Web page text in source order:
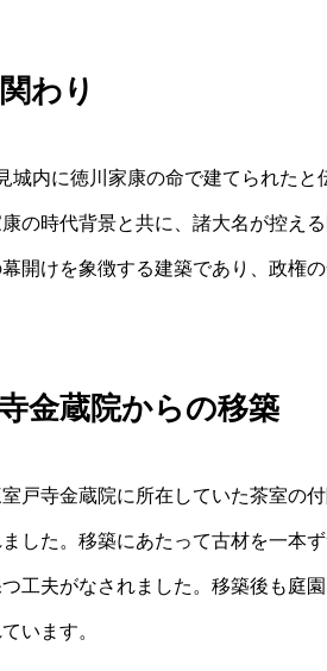
わり
城内に徳川家康の命で建てられた
の時代背景と共に、諸大名が控え
開けを象徴する建築であり、政権
金蔵院からの移築
戸寺金蔵院に所在していた茶室の
した。移築にあたって古材を一本
工夫がなされました。移築後も庭
います。